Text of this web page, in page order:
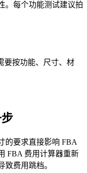
。每个功能测试建议拍
要按功能、尺寸、材
的要求直接影响 FBA
FBA 费用计算器重新
费用跳档。